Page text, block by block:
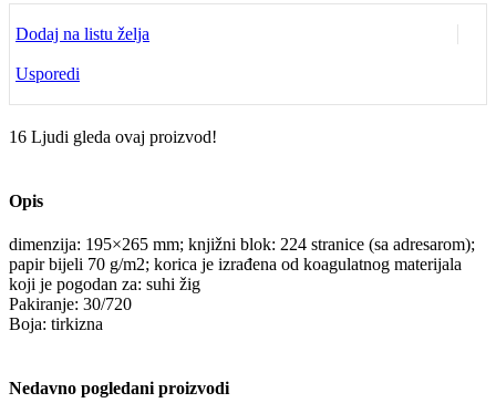
Dodaj na listu želja
Usporedi
16 Ljudi gleda ovaj proizvod!
Opis
dimenzija: 195×265 mm; knjižni blok: 224 stranice (sa adresarom);
papir bijeli 70 g/m2; korica je izrađena od koagulatnog materijala
koji je pogodan za: suhi žig
Pakiranje: 30/720
Boja: tirkizna
Nedavno pogledani proizvodi